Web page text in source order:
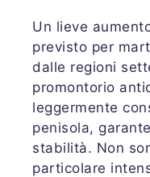
Un lieve
previsto per
dalle regioni
promontorio
leggermente
penisola,
stabilità. Non
particolare